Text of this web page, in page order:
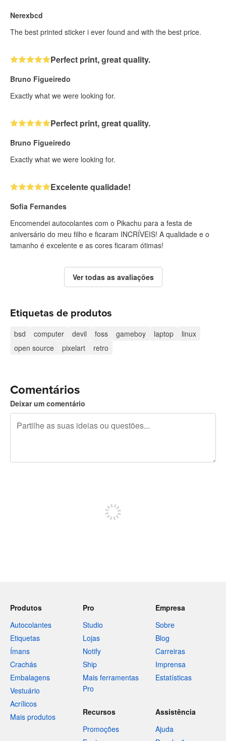
Nerexbcd
The best printed sticker i ever found and with the best price.
Perfect print, great quality.
Bruno Figueiredo
Exactly what we were looking for.
Perfect print, great quality.
Bruno Figueiredo
Exactly what we were looking for.
Excelente qualidade!
Sofia Fernandes
Encomendei autocolantes com o Pikachu para a festa de
aniversário do meu filho e ficaram INCRÍVEIS! A qualidade e o
tamanho é excelente e as cores ficaram ótimas!
Ver todas as avaliações
Etiquetas de produtos
bsd computer devil foss gameboy laptop
linux
open source
pixelart retro
Comentários
Deixar um comentário
Produtos
Autocolantes
Etiquetas
Ímans
Crachás
Embalagens
Vestuário
Acrílicos
Mais produtos
Pro
Studio
Lojas
Notify
Ship
Mais ferramentas
Pro
Empresa
Sobre
Blog
Carreiras
Imprensa
Estatísticas
Recursos
Promoções
Assistência
Ajuda